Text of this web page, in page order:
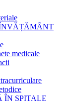
medicale
ÎN SPITALE